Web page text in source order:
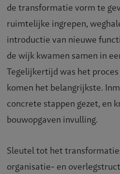
de transformatie vorm te
ruimtelijke ingrepen,
introductie van nieuwe
de wijk kwamen samen in
Tegelijkertijd was het
komen het belangrijkste.
concrete stappen gezet, en
bouwopgaven invulling.
Sleutel tot het
organisatie- en